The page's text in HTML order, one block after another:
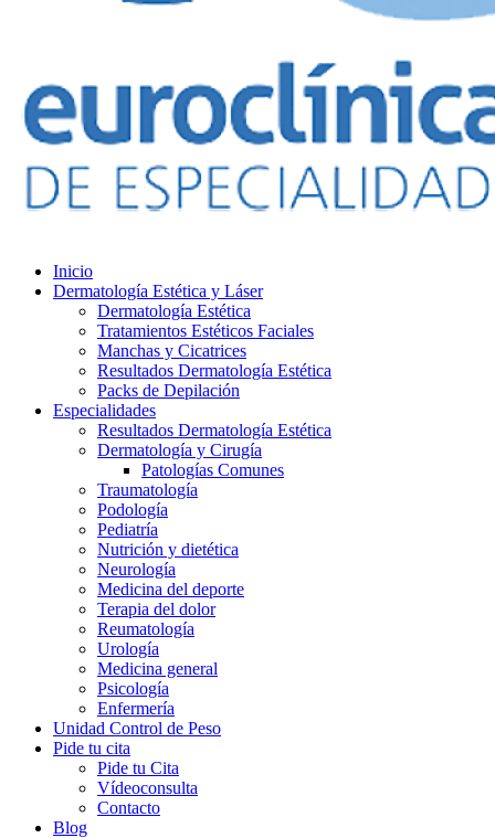
Inicio
Dermatología Estética y Láser
Dermatología Estética
Tratamientos Estéticos Faciales
Manchas y Cicatrices
Resultados Dermatología Estética
Packs de Depilación
Especialidades
Resultados Dermatología Estética
Dermatología y Cirugía
Patologías Comunes
Traumatología
Podología
Pediatría
Nutrición y dietética
Neurología
Medicina del deporte
Terapia del dolor
Reumatología
Urología
Medicina general
Psicología
Enfermería
Unidad Control de Peso
Pide tu cita
Pide tu Cita
Vídeoconsulta
Contacto
Blog